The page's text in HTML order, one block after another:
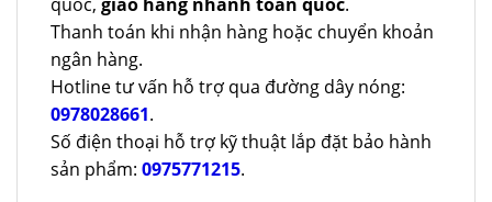
Thanh toán khi nhận hàng hoặc chuyển khoản
ngân hàng.
Hotline tư vấn hỗ trợ qua đường dây nóng:
0978028661.
Số điện thoại hỗ trợ kỹ thuật lắp đặt bảo hành
sản phẩm: 0975771215.